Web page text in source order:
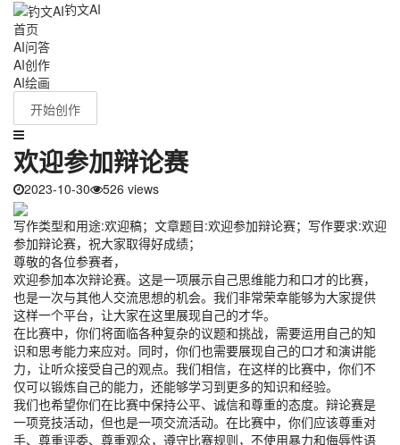
钓文AI
首页
AI问答
AI创作
AI绘画
开始创作
欢迎参加辩论赛
2023-10-30 526 views
写作类型和用途:欢迎稿；文章题目:欢迎参加辩论赛；写作要求:欢迎
参加辩论赛，祝大家取得好成绩；
尊敬的各位参赛者，
欢迎参加本次辩论赛。这是一项展示自己思维能力和口才的比赛，
也是一次与其他人交流思想的机会。我们非常荣幸能够为大家提供
这样一个平台，让大家在这里展现自己的才华。
在比赛中，你们将面临各种复杂的议题和挑战，需要运用自己的知
识和思考能力来应对。同时，你们也需要展现自己的口才和演讲能
力，让听众接受自己的观点。我们相信，在这样的比赛中，你们不
仅可以锻炼自己的能力，还能够学习到更多的知识和经验。
我们也希望你们在比赛中保持公平、诚信和尊重的态度。辩论赛是
一项竞技活动，但也是一项交流活动。在比赛中，你们应该尊重对
手、尊重评委、尊重观众，遵守比赛规则，不使用暴力和侮辱性语